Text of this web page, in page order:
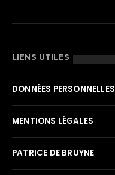
LIENS UTILES
DONNÉES PERSONNELLES
MENTIONS LÉGALES
PATRICE DE BRUYNE